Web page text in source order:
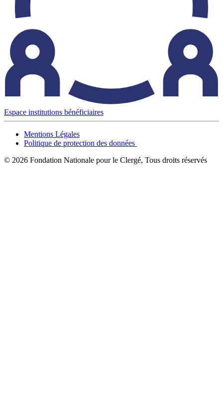
Espace institutions bénéficiaires
Mentions Légales
Politique de protection des données
© 2026 Fondation Nationale pour le Clergé, Tous droits réservés